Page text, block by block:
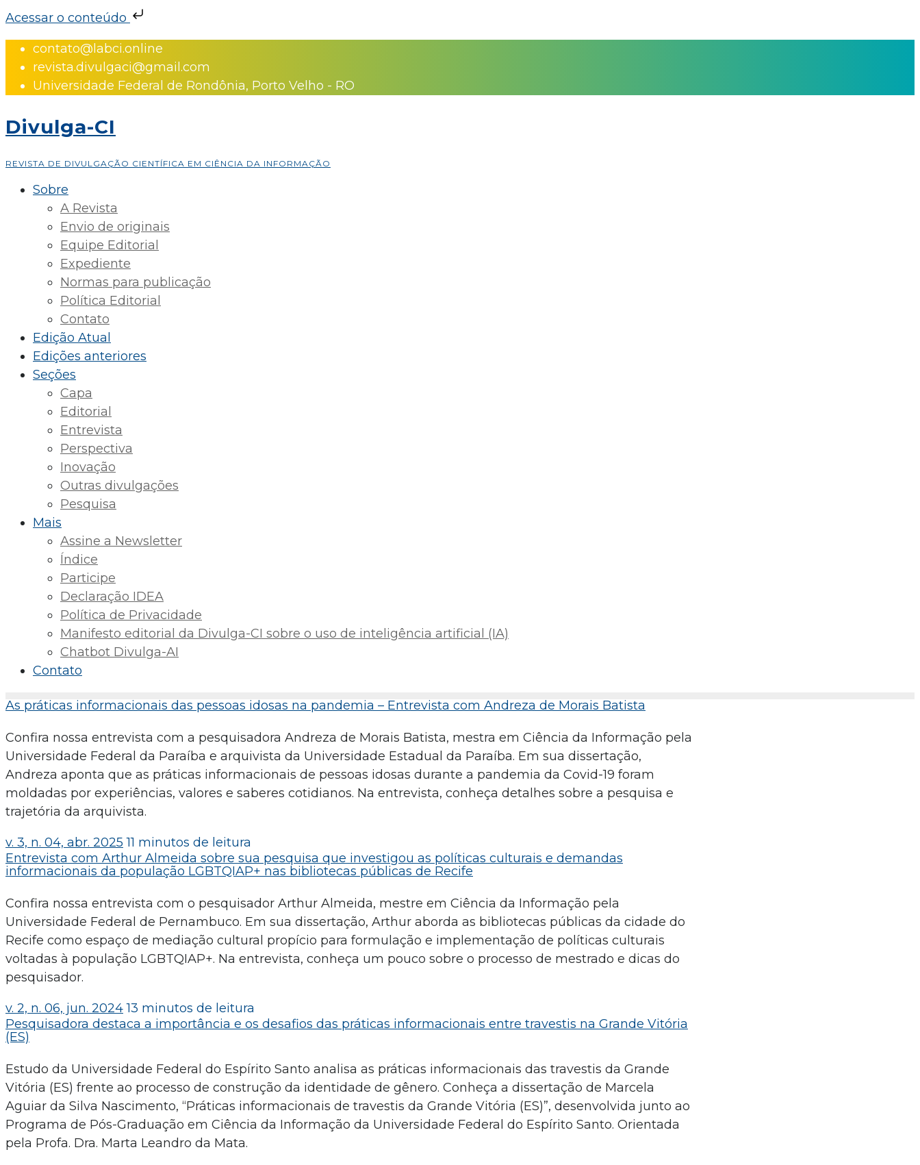
Acessar o conteúdo
Skip
content
contato@labci.online
revista.divulgaci@gmail.com
Universidade Federal de Rondônia, Porto Velho - RO
Divulga-CI
REVISTA DE DIVULGAÇÃO CIENTÍFICA EM CIÊNCIA DA INFORMAÇÃO
Sobre
A Revista
Envio de originais
Equipe Editorial
Expediente
Normas para publicação
Política Editorial
Contato
Edição Atual
Edições anteriores
Seções
Capa
Editorial
Entrevista
Perspectiva
Inovação
Outras divulgações
Pesquisa
Mais
Assine a Newsletter
Índice
Participe
Declaração IDEA
Política de Privacidade
Manifesto editorial da Divulga-CI sobre o uso de inteligência artificial (IA)
Chatbot Divulga-AI
Contato
As práticas informacionais das pessoas idosas na pandemia – Entrevista com Andreza de Morais Batista
Confira nossa entrevista com a pesquisadora Andreza de Morais Batista, mestra em Ciência da Informação pela
Universidade Federal da Paraíba e arquivista da Universidade Estadual da Paraíba. Em sua dissertação,
Andreza aponta que as práticas informacionais de pessoas idosas durante a pandemia da Covid-19 foram
moldadas por experiências, valores e saberes cotidianos. Na entrevista, conheça detalhes sobre a pesquisa e
trajetória da arquivista.
v. 3, n. 04, abr. 2025 11 minutos de leitura
Entrevista com Arthur Almeida sobre sua pesquisa que investigou as políticas culturais e demandas
informacionais da população LGBTQIAP+ nas bibliotecas públicas de Recife
Confira nossa entrevista com o pesquisador Arthur Almeida, mestre em Ciência da Informação pela
Universidade Federal de Pernambuco. Em sua dissertação, Arthur aborda as bibliotecas públicas da cidade do
Recife como espaço de mediação cultural propício para formulação e implementação de políticas culturais
voltadas à população LGBTQIAP+. Na entrevista, conheça um pouco sobre o processo de mestrado e dicas do
pesquisador.
v. 2, n. 06, jun. 2024 13 minutos de leitura
Pesquisadora destaca a importância e os desafios das práticas informacionais entre travestis na Grande Vitória
(ES)
Estudo da Universidade Federal do Espírito Santo analisa as práticas informacionais das travestis da Grande
Vitória (ES) frente ao processo de construção da identidade de gênero. Conheça a dissertação de Marcela
Aguiar da Silva Nascimento, “Práticas informacionais de travestis da Grande Vitória (ES)”, desenvolvida junto ao
Programa de Pós-Graduação em Ciência da Informação da Universidade Federal do Espírito Santo. Orientada
pela Profa. Dra. Marta Leandro da Mata.